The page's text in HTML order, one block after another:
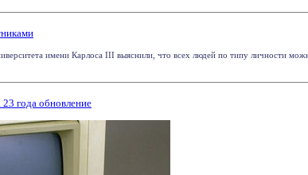
имени Карлоса III выяснили, что всех людей по типу личности
года обновление